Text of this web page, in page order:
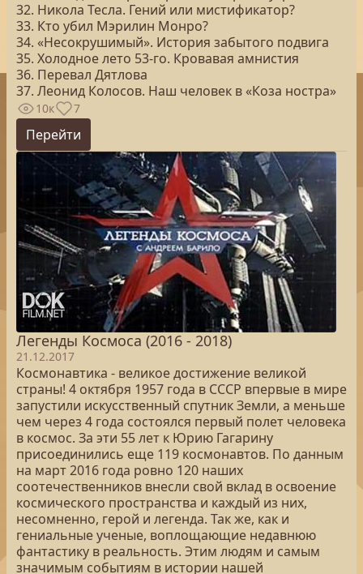
32. Никола Тесла. Гений или мистификатор?
33. Кто убил Мэрилин Монро?
34. «Несокрушимый». История забытого подвига
35. Холодное лето 53-го. Кровавая амнистия
36. Перевал Дятлова
37. Леонид Колосов. Наш человек в «Коза ностра»
10к 7
Перейти
Легенды Космоса (2016 - 2018)
21.12.2017
Космонавтика - великое достижение великой
страны! 4 октября 1957 года в СССР впервые в мире
запустили искусственный спутник Земли, а меньше
чем через 4 года состоялся первый полет человека
в космос. За эти 55 лет к Юрию Гагарину
присоединились еще 119 космонавтов. По данным
на март 2016 года ровно 120 наших
соотечественников внесли свой вклад в освоение
космического пространства и каждый из них,
несомненно, герой и легенда. Так же, как и
гениальные ученые, воплощающие недавнюю
фантастику в реальность. Этим людям и самым
значимым событиям в истории нашей